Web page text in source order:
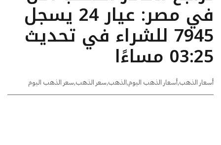
في مصر: عيار 24 يسجل
7945 للشراء في تحديث
03:25 مساءًا
أسعار الذهب,أسعار الذهب اليوم,الذهب,سعر الذهب,سعر الذهب اليوم